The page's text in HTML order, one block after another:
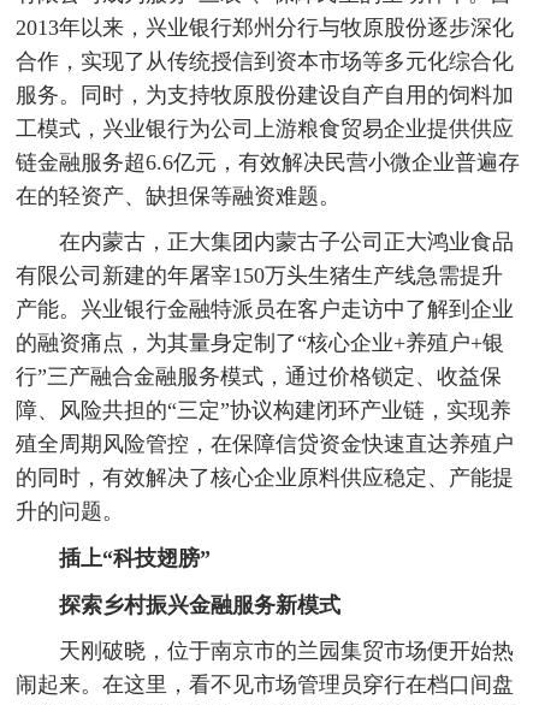
2013年以来，兴业银行郑州分行与牧原股份逐步深化
合作，实现了从传统授信到资本市场等多元化综合化
服务。同时，为支持牧原股份建设自产自用的饲料加
工模式，兴业银行为公司上游粮食贸易企业提供供应
链金融服务超6.6亿元，有效解决民营小微企业普遍存
在的轻资产、缺担保等融资难题。
在内蒙古，正大集团内蒙古子公司正大鸿业食品
有限公司新建的年屠宰150万头生猪生产线急需提升
产能。兴业银行金融特派员在客户走访中了解到企业
的融资痛点，为其量身定制了“核心企业+养殖户+银
行”三产融合金融服务模式，通过价格锁定、收益保
障、风险共担的“三定”协议构建闭环产业链，实现养
殖全周期风险管控，在保障信贷资金快速直达养殖户
的同时，有效解决了核心企业原料供应稳定、产能提
升的问题。
插上“科技翅膀”
探索乡村振兴金融服务新模式
天刚破晓，位于南京市的兰园集贸市场便开始热
闹起来。在这里，看不见市场管理员穿行在档口间盘